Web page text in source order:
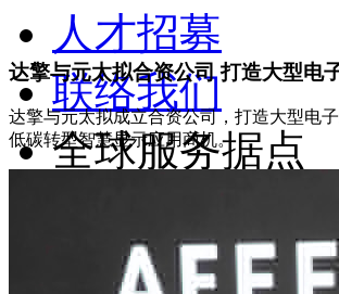
达擎与元太拟合资公司 打造大型电
达擎与元太拟成立合资公司，打造大型电
低碳转型智慧显示应用商机。
人才招募
联络我们
全球服务据点
苏公网安备